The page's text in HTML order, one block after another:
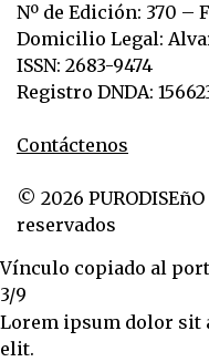
Nº de Edición: 370 –
Domicilio Legal:
ISSN: 2683-9474
Registro DNDA:
Contáctenos
© 2026
reservados
Vínculo copiado al
3/9
Lorem ipsum dolor sit
elit.